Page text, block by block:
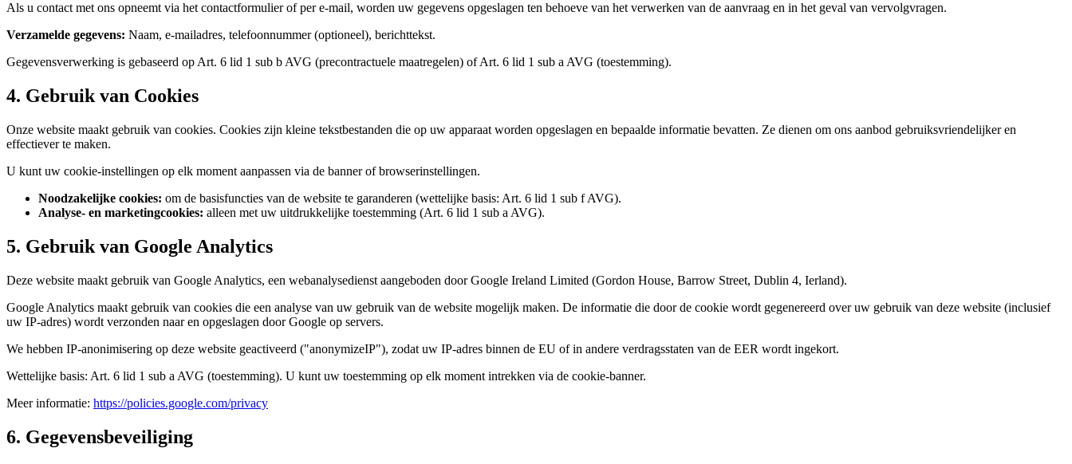
Als u contact met ons opneemt via het contactformulier of per e-mail, worden uw gegevens opgeslagen ten behoeve van het verwerken van de aanvraag en in het geval van vervolgvragen.
Verzamelde gegevens: Naam, e-mailadres, telefoonnummer (optioneel), berichttekst.
Gegevensverwerking is gebaseerd op Art. 6 lid 1 sub b AVG (precontractuele maatregelen) of Art. 6 lid 1 sub a AVG (toestemming).
4. Gebruik van Cookies
Onze website maakt gebruik van cookies. Cookies zijn kleine tekstbestanden die op uw apparaat worden opgeslagen en bepaalde informatie bevatten. Ze dienen om ons aanbod gebruiksvriendelijker en
effectiever te maken.
U kunt uw cookie-instellingen op elk moment aanpassen via de banner of browserinstellingen.
Noodzakelijke cookies: om de basisfuncties van de website te garanderen (wettelijke basis: Art. 6 lid 1 sub f AVG).
Analyse- en marketingcookies: alleen met uw uitdrukkelijke toestemming (Art. 6 lid 1 sub a AVG).
5. Gebruik van Google Analytics
Deze website maakt gebruik van Google Analytics, een webanalysedienst aangeboden door Google Ireland Limited (Gordon House, Barrow Street, Dublin 4, Ierland).
Google Analytics maakt gebruik van cookies die een analyse van uw gebruik van de website mogelijk maken. De informatie die door de cookie wordt gegenereerd over uw gebruik van deze website (inclusief
uw IP-adres) wordt verzonden naar en opgeslagen door Google op servers.
We hebben IP-anonimisering op deze website geactiveerd ("anonymizeIP"), zodat uw IP-adres binnen de EU of in andere verdragsstaten van de EER wordt ingekort.
Wettelijke basis: Art. 6 lid 1 sub a AVG (toestemming). U kunt uw toestemming op elk moment intrekken via de cookie-banner.
Meer informatie: https://policies.google.com/privacy
6. Gegevensbeveiliging